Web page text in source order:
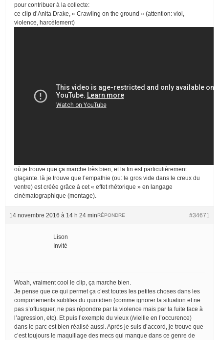
pour contribuer à la collecte:
ce clip d’Anita Drake, « Crawling on the ground » (attention: viol,
violence, harcèlement)
où je trouve que ça marche très bien, et la fin est particulièrement
glaçante. là je trouve que l’empathie (ou: le gros vide dans le creux du
ventre) est créée grâce à cet « effet rhétorique » en langage
cinématographique (montage).
14 novembre 2016 à 14 h 24 min #34671
RÉPONDRE
Lison
Invité
Woah, vraiment cool le clip, ça marche bien.
Je pense que ce qui permet ça c’est toutes les petites choses dans les
comportements subtiles du quotidien (comme ignorer la situation et ne
pas s’offusquer, ne pas répondre par la violence mais par la fuite face à
l’agression, etc). Et puis l’exemple du vieux (/vieille en l’occurence)
dans le parc est bien réalisé aussi. Après je suis d’accord, je trouve que
c’est toujours le maquillage des mecs qui manque dans ce genre de